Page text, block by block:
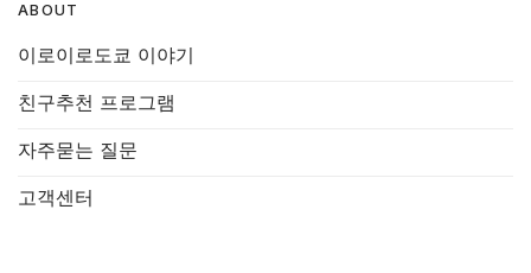
ABOUT
이로이로도쿄 이야기
친구추천 프로그램
자주묻는 질문
고객센터